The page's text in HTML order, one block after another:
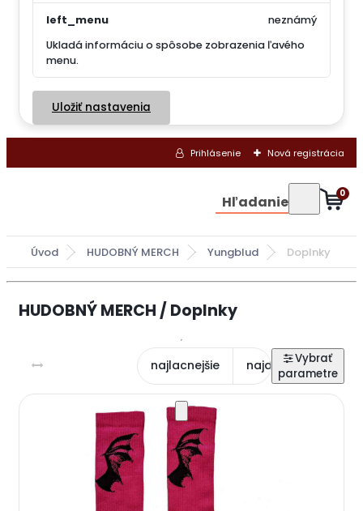
left_menu
Ukladá informáciu o spôsobe zobrazenia ľavého
menu.
neznámý
Uložiť nastavenia
Prihlásenie Nová registrácia
Hľadanie 0
Úvod HUDOBNÝ MERCH Yungblud Doplnky
HUDOBNÝ MERCH / Doplnky
najlacnejšie najdrahšie